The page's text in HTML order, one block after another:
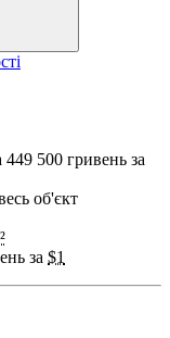
500 гривень за
об'єкт
за $1